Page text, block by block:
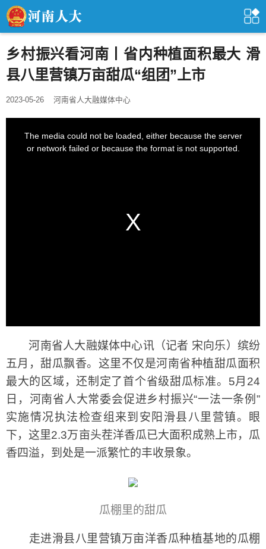
乡村振兴看河南丨省内种植面积最大 滑
县八里营镇万亩甜瓜“组团”上市
2023-05-26 河南省人大融媒体中心
河南省人大融媒体中心讯（记者 宋向乐）缤纷
五月，甜瓜飘香。这里不仅是河南省种植甜瓜面积
最大的区域，还制定了首个省级甜瓜标准。5月24
日，河南省人大常委会促进乡村振兴“一法一条例”
实施情况执法检查组来到安阳滑县八里营镇。眼
下，这里2.3万亩头茬洋香瓜已大面积成熟上市，瓜
香四溢，到处是一派繁忙的丰收景象。
瓜棚里的甜瓜
走进滑县八里营镇万亩洋香瓜种植基地的瓜棚